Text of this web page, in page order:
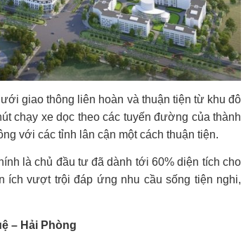
giao thông liên hoàn và thuận tiện từ khu đô
chạy xe dọc theo các tuyến đường của thành
với các tỉnh lân cận một cách thuận tiện.
là chủ đầu tư đã dành tới 60% diện tích cho
ích vượt trội đáp ứng nhu cầu sống tiện nghi,
– Hải Phòng